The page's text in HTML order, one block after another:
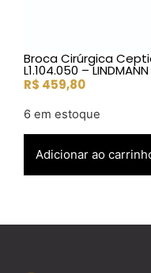
Broca Cirúrgica
L1.104.050 –
R$ 459,80
6 em estoque
Adicionar ao